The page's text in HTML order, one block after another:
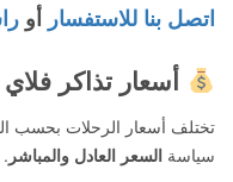
اتصل بنا للاستفسار أو
أسعار تذاكر فلاي
تختلف أسعار الرحلات بحسب
سياسة السعر العادل والمباشر .